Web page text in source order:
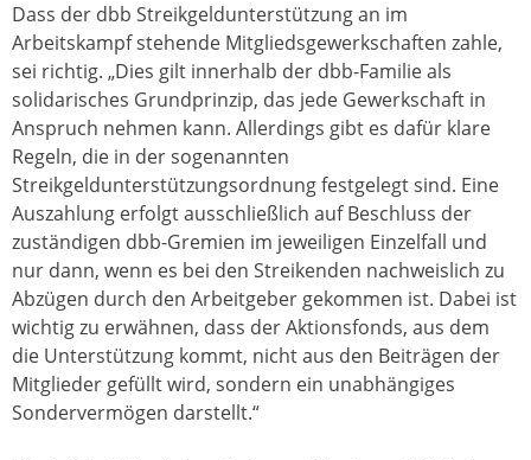
Dass der dbb Streikgeldunterstützung an im
Arbeitskampf stehende Mitgliedsgewerkschaften zahle,
sei richtig. „Dies gilt innerhalb der dbb-Familie als
solidarisches Grundprinzip, das jede Gewerkschaft in
Anspruch nehmen kann. Allerdings gibt es dafür klare
Regeln, die in der sogenannten
Streikgeldunterstützungsordnung festgelegt sind. Eine
Auszahlung erfolgt ausschließlich auf Beschluss der
zuständigen dbb-Gremien im jeweiligen Einzelfall und
nur dann, wenn es bei den Streikenden nachweislich zu
Abzügen durch den Arbeitgeber gekommen ist. Dabei ist
wichtig zu erwähnen, dass der Aktionsfonds, aus dem
die Unterstützung kommt, nicht aus den Beiträgen der
Mitglieder gefüllt wird, sondern ein unabhängiges
Sondervermögen darstellt.“